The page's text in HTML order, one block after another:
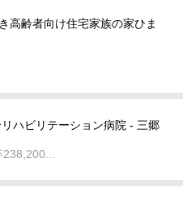
高齢者向け住宅家族の家ひま
ハビリテーション病院 - 三郷